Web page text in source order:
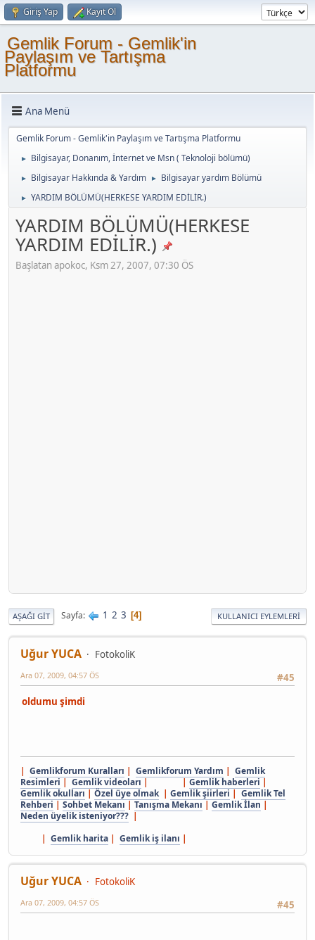
Giriş Yap Kayıt Ol
Gemlik Forum - Gemlik'in
Paylaşım ve Tartışma
Platformu
Ana Menü
Gemlik Forum - Gemlik'in Paylaşım ve Tartışma Platformu
► Bilgisayar, Donanım, İnternet ve Msn ( Teknoloji bölümü)
► Bilgisayar Hakkında & Yardım ► Bilgisayar yardım Bölümü
► YARDIM BÖLÜMÜ(HERKESE YARDIM EDİLİR.)
YARDIM BÖLÜMÜ(HERKESE
YARDIM EDİLİR.)
Başlatan apokoc, Ksm 27, 2007, 07:30 ÖS
AŞAĞI GIT Sayfa 1 2 3 4 KULLANICI EYLEMLERI
Uğur YUCA
FotokoliK
#45
Ara 07, 2009, 04:57 ÖS
oldumu şimdi
| Gemlikforum Kuralları | Gemlikforum Yardım | Gemlik
Resimleri | Gemlik videoları | | Gemlik haberleri |
Gemlik okulları | Özel üye olmak| Gemlik şiirleri | Gemlik Tel
Rehberi | Sohbet Mekanı | Tanışma Mekanı | Gemlik İlan |
Neden üyelik isteniyor??? |
| Gemlik harita | Gemlik iş ilanı |
Uğur YUCA
FotokoliK
#45
Ara 07, 2009, 04:57 ÖS